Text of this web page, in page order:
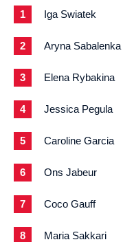
Iga Swiatek
Aryna Sabalenka
Elena Rybakina
Jessica Pegula
Caroline Garcia
Ons Jabeur
Coco Gauff
Maria Sakkari